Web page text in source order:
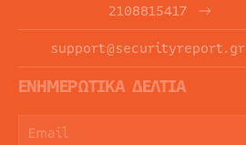
2108815417
support@securityreport.gr
ΕΝΗΜΕΡΩΤΙΚΑ ΔΕΛΤΙΑ